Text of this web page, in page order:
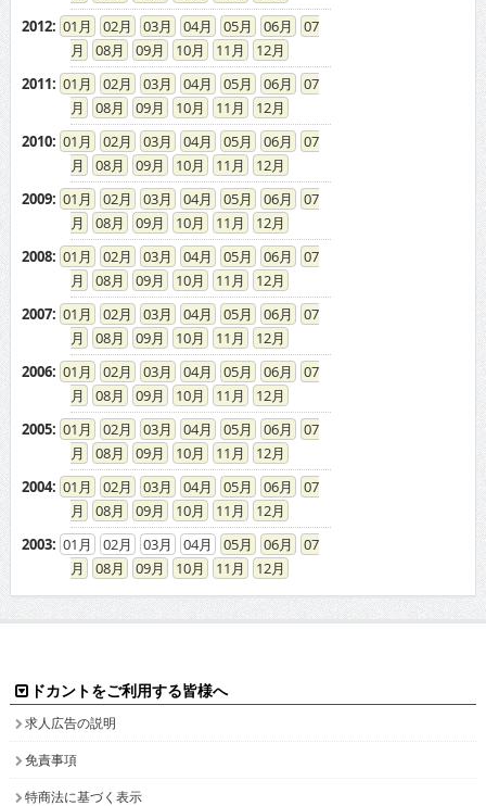
2012: 01 02 03 04 05 06
07
08
09 10 11
12
2011: 01 02 03 04 05 06
07
08
09 10 11
12
2010: 01 02 03 04 05 06
07
08
09 10 11
12
2009: 01 02 03 04 05 06
07
08
09 10 11
12
2008: 01 02 03 04 05 06
07
08
09 10 11
12
2007: 01 02 03 04 05 06
07
08
09 10 11
12
2006: 01 02 03 04 05 06
07
08
09 10 11
12
2005: 01 02 03 04 05 06
07
08
09 10 11
12
2004: 01 02 03 04 05 06
07
08
09 10 11
12
2003: 01 02 03 04 05 06
07
08
09 10 11 12
ドカントをご利用する皆様へ
求人広告の説明
免責事項
特商法に基づく表示